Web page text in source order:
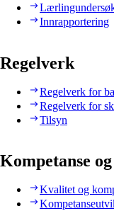
Innrapportering
Regelverk
Regelverk for
Regelverk for
Tilsyn
Kompetanse
Kvalitet og